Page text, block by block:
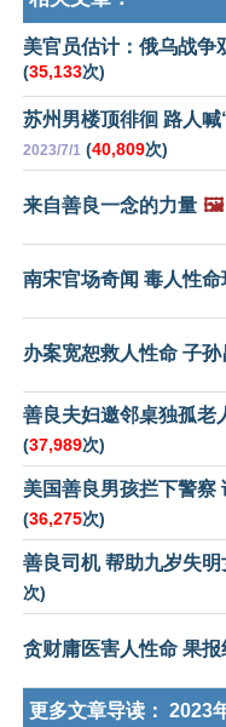
美官员估计：俄乌战争
(35,133次)
苏州男楼顶徘徊 路人
2023/7/1 (40,809次)
来自善良一念的力量 🖼️
南宋官场奇闻 毒人性
办案宽恕救人性命 子孙
善良夫妇邀邻桌独孤老
(37,989次)
美国善良男孩拦下警察
(36,275次)
善良司机 帮助九岁失
次)
贪财庸医害人性命 果
更多文章导读： 2023